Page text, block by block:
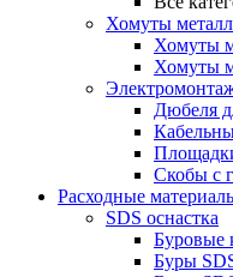
Хомуты
Хомуты
Хомуты
Дюбеля
Скобы с
Расходные
SDS оснастка
Буровые
Буры